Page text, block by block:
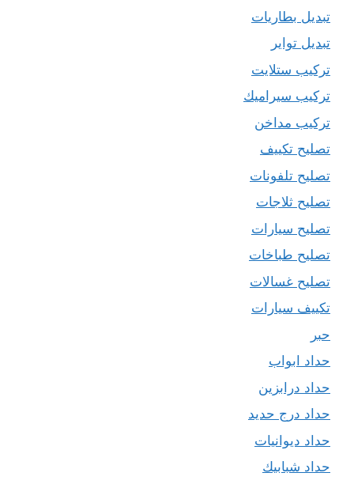
تبديل بطاريات
تبديل تواير
تركيب ستلايت
تركيب سيراميك
تركيب مداخن
تصليح تكييف
تصليح تلفونات
تصليح ثلاجات
تصليح سيارات
تصليح طباخات
تصليح غسالات
تكييف سيارات
حبر
حداد ابواب
حداد درابزين
حداد درج حديد
حداد ديوانيات
حداد شبابيك